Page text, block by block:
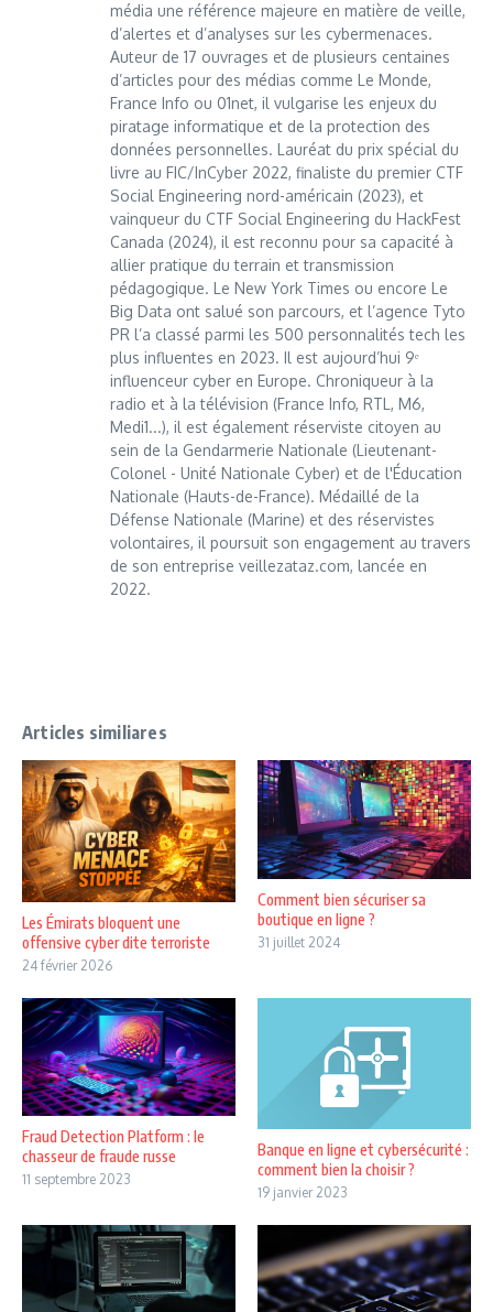
média une référence majeure en matière de veille,
d’alertes et d’analyses sur les cybermenaces.
Auteur de 17 ouvrages et de plusieurs centaines
d’articles pour des médias comme Le Monde,
France Info ou 01net, il vulgarise les enjeux du
piratage informatique et de la protection des
données personnelles. Lauréat du prix spécial du
livre au FIC/InCyber 2022, finaliste du premier CTF
Social Engineering nord-américain (2023), et
vainqueur du CTF Social Engineering du HackFest
Canada (2024), il est reconnu pour sa capacité à
allier pratique du terrain et transmission
pédagogique. Le New York Times ou encore Le
Big Data ont salué son parcours, et l’agence Tyto
PR l’a classé parmi les 500 personnalités tech les
plus influentes en 2023. Il est aujourd’hui 9ᵉ
influenceur cyber en Europe. Chroniqueur à la
radio et à la télévision (France Info, RTL, M6,
Medi1...), il est également réserviste citoyen au
sein de la Gendarmerie Nationale (Lieutenant-
Colonel - Unité Nationale Cyber) et de l'Éducation
Nationale (Hauts-de-France). Médaillé de la
Défense Nationale (Marine) et des réservistes
volontaires, il poursuit son engagement au travers
de son entreprise veillezataz.com, lancée en
2022.
Articles similiares
Les Émirats bloquent une
offensive cyber dite terroriste
24 février 2026
Comment bien sécuriser sa
boutique en ligne ?
31 juillet 2024
Fraud Detection Platform : le
chasseur de fraude russe
11 septembre 2023
Banque en ligne et cybersécurité :
comment bien la choisir ?
19 janvier 2023